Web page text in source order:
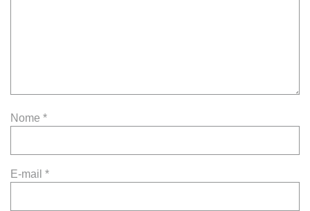
Nome *
E-mail *